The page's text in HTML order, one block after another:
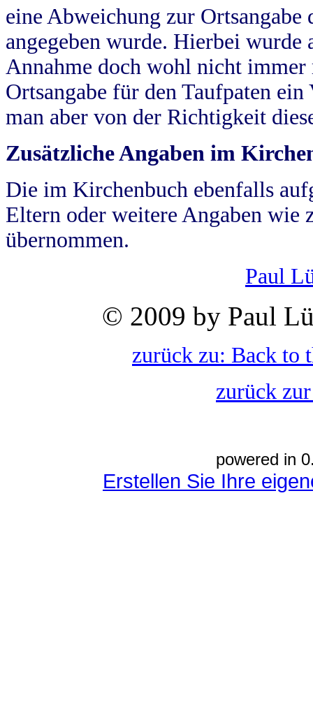
eine Abweichung zur
angegeben wurde. Hierbei wurde
Annahme doch wohl nicht
Ortsangabe für den Taufpaten
man aber von der Richtigkeit
Zusätzliche Angaben im
Die im Kirchenbuch ebenfalls
Eltern oder weitere Angaben wie
übernommen.
Paul
© 2009 by Paul
zurück zu: Back to
zurück
powered in
Erstellen Sie Ihre